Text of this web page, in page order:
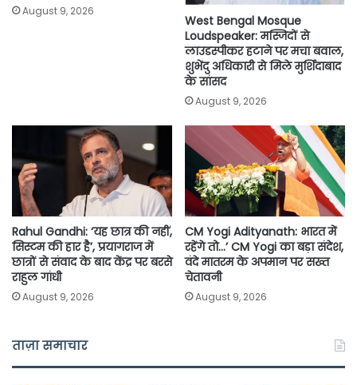
August 9, 2026
West Bengal Mosque
Loudspeaker: मस्जिदों से
लाउडस्पीकर हटाने पर मचा बवाल,
शुभेंदु अधिकारी से मिले मुर्शिदाबाद
के सांसद
August 9, 2026
Rahul Gandhi: ‘यह छात्र की नहीं,
सिस्टम की हार है’, प्रयागराज में
छात्रों से संवाद के बाद केंद्र पर बरसे
राहुल गांधी
August 9, 2026
CM Yogi Adityanath: भारत में
रहेंगे तो…’ CM Yogi का बड़ा संदेश,
वंदे मातरम के अपमान पर सख्त
चेतावनी
August 9, 2026
ताज़ा समाचार